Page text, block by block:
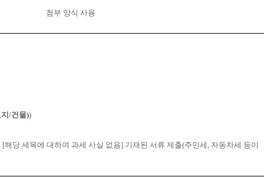
첨부 양식 사용
/건물))
[해당 세목에 대하여 과세 사실 없음] 기재된 서류 제출(주민세 , 자동차세 등이